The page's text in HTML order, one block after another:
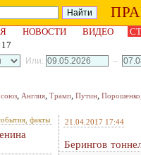
НОВОСТИ ВИДЕО
Или: –
, Англия, Трамп, Путин, Порошенко
факты 21.04.2017 17:44
Берингов